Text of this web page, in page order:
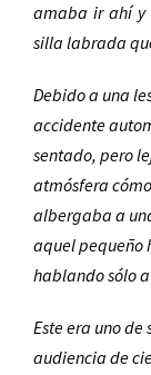
amaba ir ahí y
silla labrada
Debido a una
accidente
sentado, pero
atmósfera
albergaba a
aquel pequeño
hablando sólo
Este era uno de
audiencia de